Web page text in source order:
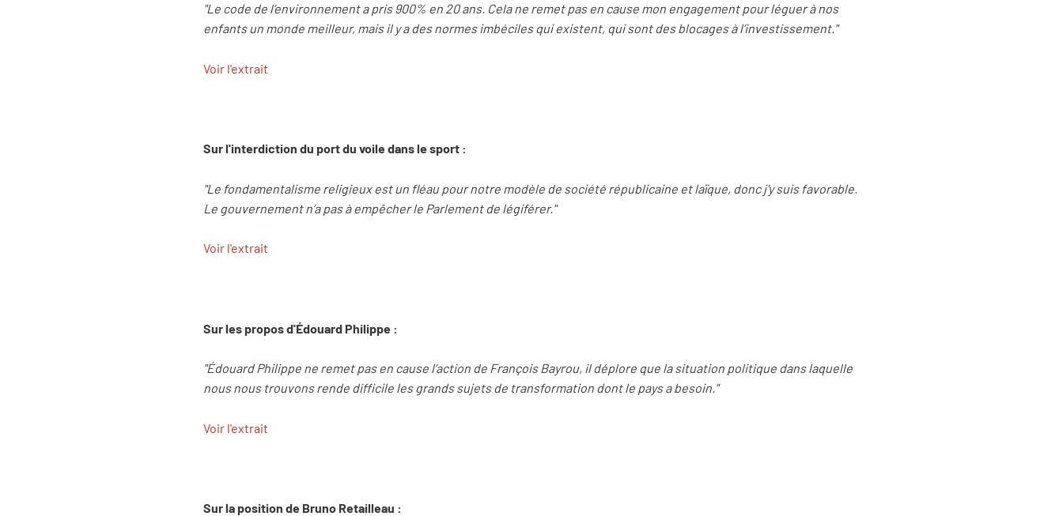
"Le code de l’environnement a pris 900% en 20 ans. Cela ne remet pas en cause mon engagement pour léguer à nos
enfants un monde meilleur, mais il y a des normes imbéciles qui existent, qui sont des blocages à l’investissement."
Voir l'extrait
Sur l'interdiction du port du voile dans le sport :
"Le fondamentalisme religieux est un fléau pour notre modèle de société républicaine et laïque, donc j'y suis favorable.
Le gouvernement n’a pas à empêcher le Parlement de légiférer."
Voir l'extrait
Sur les propos d'Édouard Philippe :
"Édouard Philippe ne remet pas en cause l’action de François Bayrou, il déplore que la situation politique dans laquelle
nous nous trouvons rende difficile les grands sujets de transformation dont le pays a besoin."
Voir l'extrait
Sur la position de Bruno Retailleau :